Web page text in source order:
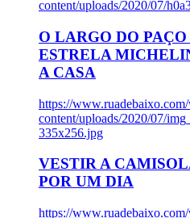
content/uploads/2020/07/
O LARGO DO
ESTRELA
A CASA
https://
content/uploads/2020/07/
335x256.jpg
VESTIR A
POR UM DIA
https://